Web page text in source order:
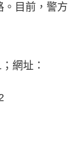
。目前，警方
網址：